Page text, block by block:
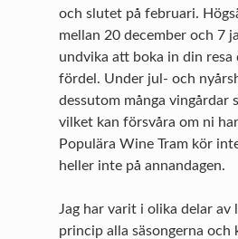
och slutet på februari.
mellan 20 december och 7
undvika att boka in din resa
fördel. Under jul- och
dessutom många vingårdar
vilket kan försvåra om ni
Populära Wine Tram kör
heller inte på annandagen.
Jag har varit i olika delar av
princip alla säsongerna och